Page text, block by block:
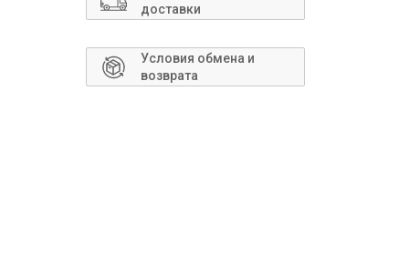
доставки
Условия обмена и
возврата
Сантехника